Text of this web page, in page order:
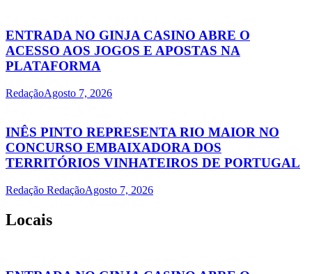
ENTRADA NO GINJA CASINO ABRE O
ACESSO AOS JOGOS E APOSTAS NA
PLATAFORMA
RedaçãoAgosto 7, 2026
INÊS PINTO REPRESENTA RIO MAIOR NO
CONCURSO EMBAIXADORA DOS
TERRITÓRIOS VINHATEIROS DE PORTUGAL
Redação RedaçãoAgosto 7, 2026
Locais